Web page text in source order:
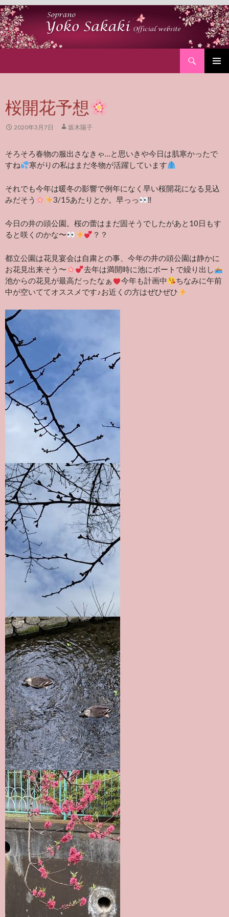
桜開花予想
2020年3月7日 坂木陽子
そろそろ春物の服出さなきゃ…と思いきや今日は肌寒かったで
すね
寒がりの私はまだ冬物が活躍しています
それでも今年は暖冬の影響で例年になく早い桜開花になる見込
みだそう
3/15あたりとか。早っっ ‼︎
今日の井の頭公園。桜の蕾はまだ固そうでしたがあと10日もす
ると咲くのかな〜
？？
都立公園は花見宴会は自粛との事、今年の井の頭公園は静かに
お花見出来そう〜
去年は満開時に池にボートで繰り出し
池からの花見が最高だったなぁ 今年も計画中 ちなみに午前
中が空いててオススメです♪お近くの方はぜひぜひ